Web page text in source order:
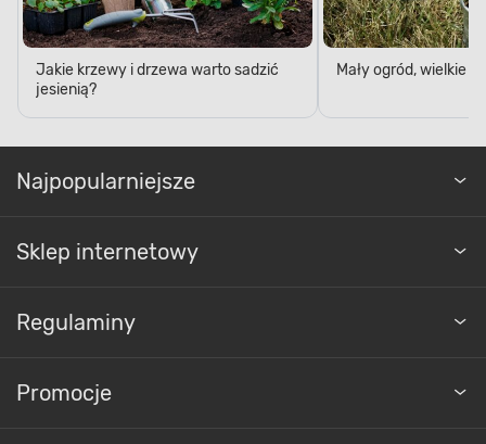
Jakie krzewy i drzewa warto sadzić
jesienią?
Mały ogród, wielkie
Najpopularniejsze
Sklep internetowy
Regulaminy
Promocje